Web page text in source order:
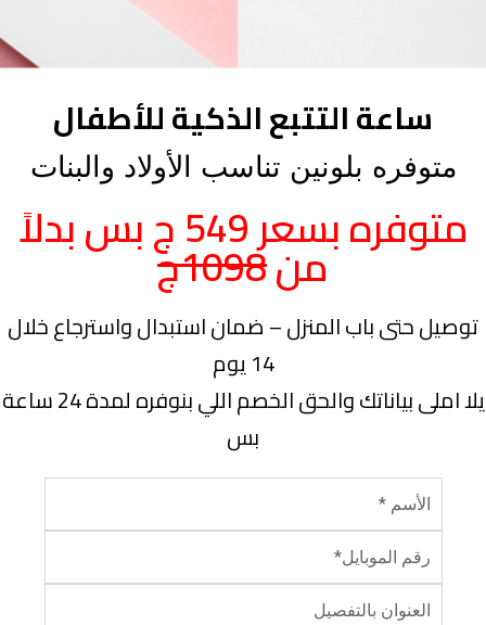
ساعة التتبع الذكية للأطفال
متوفره بلونين تناسب الأولاد والبنات
متوفره بسعر 549 ج بس بدلاً
من1098ج
توصيل حتى باب المنزل – ضمان استبدال واسترجاع خلال
14 يوم
يلا املى بياناتك والحق الخصم اللي بنوفره لمدة 24 ساعة
بس